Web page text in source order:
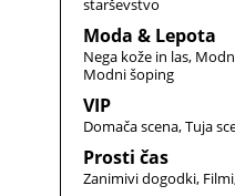
starševstvo
Moda & Lepota
Nega kože in las
Modni šoping
VIP
Domača scena Tuja
Prosti čas
Zanimivi dogodki Filmi